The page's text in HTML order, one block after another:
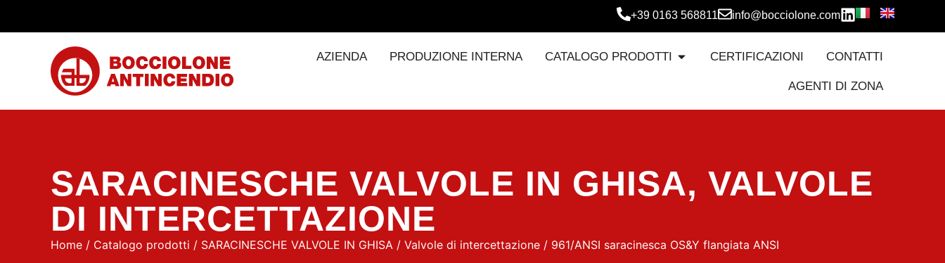
+39 0163 568811 info@bocciolone.com
AZIENDA PRODUZIONE INTERNA CATALOGO PRODOTTI CERTIFICAZIONI CONTATTI
AGENTI DI ZONA
SARACINESCHE VALVOLE IN GHISA, VALVOLE
DI INTERCETTAZIONE
Home / Catalogo prodotti / SARACINESCHE VALVOLE IN GHISA / Valvole di intercettazione / 961/ANSI saracinesca OS&Y flangiata ANSI